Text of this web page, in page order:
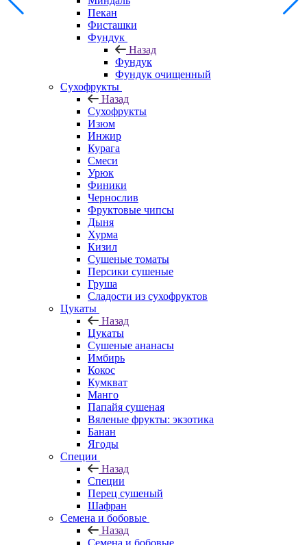
Пекан
Фисташки
Фундук
Назад
Фундук
Фундук очищенный
Сухофрукты
Назад
Сухофрукты
Изюм
Инжир
Курага
Смеси
Урюк
Финики
Чернослив
Фруктовые чипсы
Дыня
Хурма
Кизил
Сушеные томаты
Персики сушеные
Груша
Сладости из сухофруктов
Цукаты
Назад
Цукаты
Cушеные ананасы
Имбирь
Кокос
Кумкват
Манго
Папайя сушеная
Вяленые фрукты: экзотика
Банан
Ягоды
Специи
Назад
Специи
Перец сушеный
Шафран
Семена и бобовые
Назад
Семена и бобовые